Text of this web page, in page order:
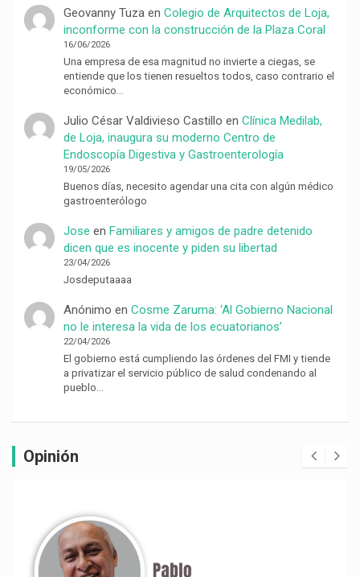
Geovanny Tuzaen Colegio de Arquitectos de Loja,
inconforme con la construcción de la Plaza Coral
16/06/2026
Una empresa de esa magnitud no invierte a ciegas, se
entiende que los tienen resueltos todos, caso contrario el
económico…
Julio César Valdivieso Castillo en Clínica Medilab,
de Loja, inaugura su moderno Centro de
Endoscopía Digestiva y Gastroenterología
19/05/2026
Buenos días, necesito agendar una cita con algún médico
gastroenterólogo
Jose en Familiares y amigos de padre detenido
dicen que es inocente y piden su libertad
23/04/2026
Josdeputaaaa
Anónimo en Cosme Zaruma: ‘Al Gobierno Nacional
no le interesa la vida de los ecuatorianos’
22/04/2026
El gobierno está cumpliendo las órdenes del FMI y tiende
a privatizar el servicio público de salud condenando al
pueblo…
Opinión